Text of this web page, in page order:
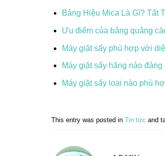
Bảng Hiệu Mica Là Gì? Tất
Ưu điểm của bảng quảng
Máy giặt sấy phù hợp với
Máy giặt sấy hãng nào
Máy giặt sấy loại nào phù
This entry was posted in Tin tức and